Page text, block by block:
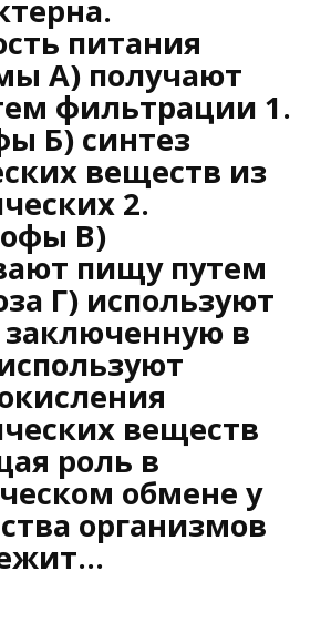
питания
А) получают
фильтрации 1.
Б) синтез
веществ из
2.
В)
пищу путем
Г) используют
в
веществ
роль в
обмене у
организмов